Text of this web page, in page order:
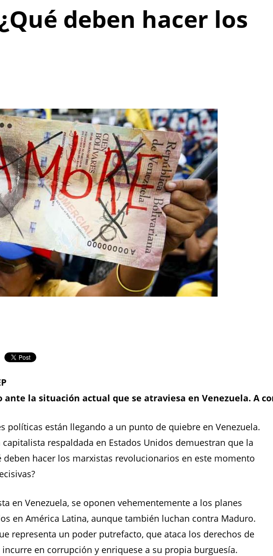
deben hacer los
la situación actual que se atraviesa en Venezuela. A
políticas están llegando a un punto de quiebre en Venezuela.
respaldada en Estados Unidos demuestran que la
hacer los marxistas revolucionarios en este momento
en Venezuela, se oponen vehementemente a los planes
en América Latina, aunque también luchan contra Maduro.
representa un poder putrefacto, que ataca los derechos de
en corrupción y enriquese a su propia burguesía.